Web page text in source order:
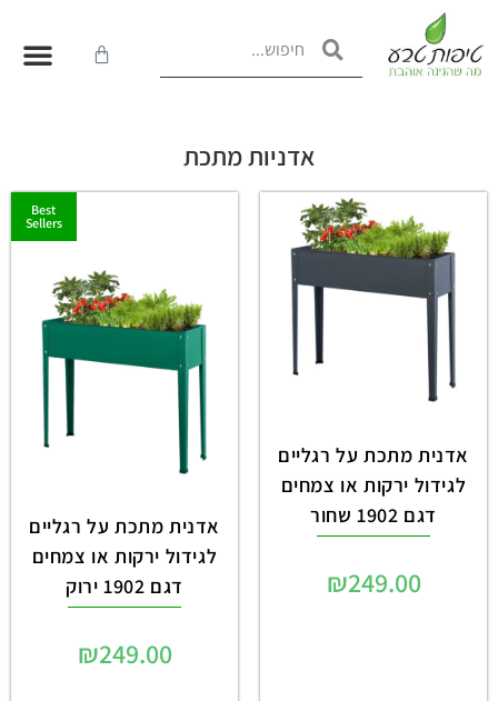
אדניות מתכת
אדנית מתכת על רגליים
לגידול ירקות או צמחים
דגם 1902 שחור
₪249.00
Best
Sellers
אדנית מתכת על רגליים
לגידול ירקות או צמחים
דגם 1902 ירוק
₪249.00